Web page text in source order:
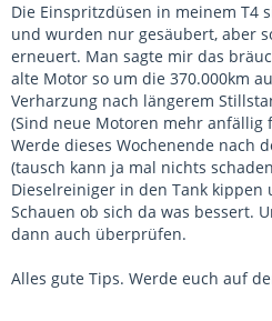
Die Einspritzdüsen in meinem T4
und wurden nur gesäubert, aber
erneuert. Man sagte mir das
alte Motor so um die 370.000km
Verharzung nach längerem
(Sind neue Motoren mehr anfällig
Werde dieses Wochenende nach
(tausch kann ja mal nichts
Dieselreiniger in den Tank
Schauen ob sich da was bessert.
dann auch überprüfen.
Alles gute Tips. Werde euch auf